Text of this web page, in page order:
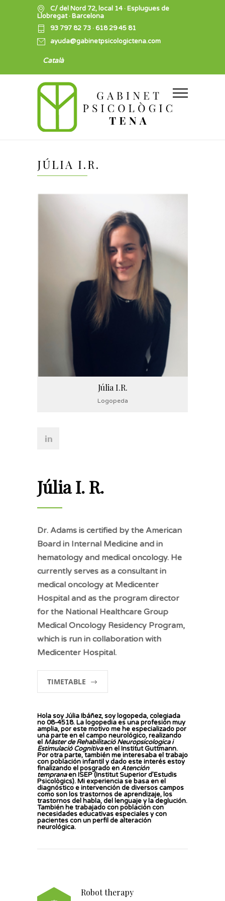
C/ del Nord 72, local 14 · Esplugues de
Llobregat · Barcelona
93 797 82 73 ·618 29 45 81
ayuda@gabinetpsicologictena.com
Català
JÚLIA I.R.
Júlia I.R.
Logopeda
Júlia I. R.
Dr. Adams is certified by the American
Board in Internal Medicine and in
hematology and medical oncology. He
currently serves as a consultant in
medical oncology at Medicenter
Hospital and as the program director
for the National Healthcare Group
Medical Oncology Residency Program,
which is run in collaboration with
Medicenter Hospital.
TIMETABLE
Hola soy Júlia Ibáñez, soy logopeda, colegiada
no08-4518. La logopedia es una profesión muy
amplia, por este motivo me he especializado por
una parte en el campo neurológico, realizando
el Màster de Rehabilitació Neuropsicologica i
Estimulació Cognitivaen el Institut Guttmann.
Por otra parte, también me interesaba el trabajo
con población infantil y dado este interés estoy
finalizando el posgrado enAtención
tempranaen ISEP (Institut Superior d’Estudis
Psicològics). Mi experiencia se basa en el
diagnóstico e intervención de diversos campos
como son los trastornos de aprendizaje, los
trastornos del habla, del lenguaje y la deglución.
También he trabajado con población con
necesidades educativas especiales y con
pacientes con un perfil de alteración
neurológica.
Robot therapy